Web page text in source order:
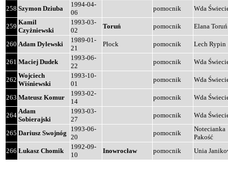
258 Szymon Dziuba
1994-04-
06
pomocnik Wda
259
Kamil
Czyżniewski
1993-03-
02
Toruń pomocnik Elana Toruń
260 Adam Dylewski
1989-01-
21
Płock pomocnik Lech Rypin
261 Maciej Dudek
1993-06-
22
pomocnik Wda
262
Wojciech
Wiśniewski
1993-10-
01
pomocnik Wda
263 Mateusz Komur
1993-02-
14
pomocnik Wda
264
Adam
Sobierajski
1993-03-
27
pomocnik Wda
265 Dariusz Swojnóg
1993-06-
20
pomocnik
Notecianka
Pakość
266 Łukasz Chomik
1992-09-
10
Inowrocław pomocnik Unia